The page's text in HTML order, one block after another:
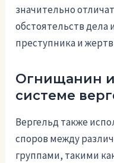
значительно
обстоятельств дела
преступника и
Огнищанин
системе
Вергельд также
споров между
группами, такими